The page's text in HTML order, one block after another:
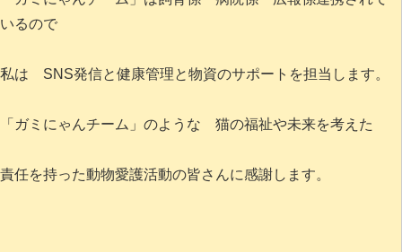
いるので
私は SNS発信と健康管理と物資のサポートを担当します。
「ガミにゃんチーム」のような 猫の福祉や未来を考えた
責任を持った動物愛護活動の皆さんに感謝します。